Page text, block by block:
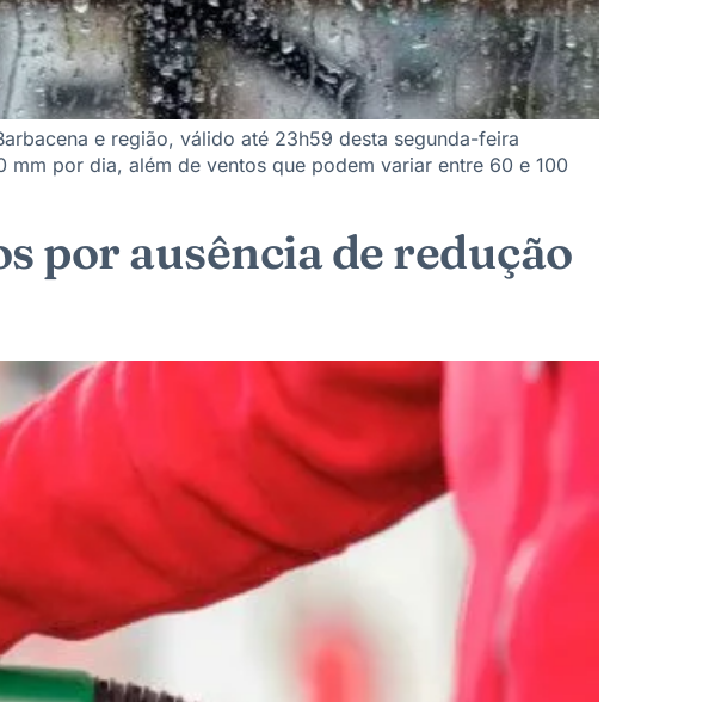
e região, válido até 23h59 desta segunda-feira
por dia, além de ventos que podem variar entre 60 e 100
por ausência de redução